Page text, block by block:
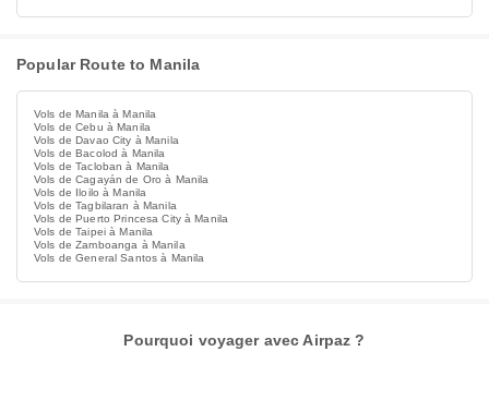
Popular Route to Manila
Vols de Manila à Manila
Vols de Cebu à Manila
Vols de Davao City à Manila
Vols de Bacolod à Manila
Vols de Tacloban à Manila
Vols de Cagayán de Oro à Manila
Vols de Iloilo à Manila
Vols de Tagbilaran à Manila
Vols de Puerto Princesa City à Manila
Vols de Taipei à Manila
Vols de Zamboanga à Manila
Vols de General Santos à Manila
Pourquoi voyager avec Airpaz ?